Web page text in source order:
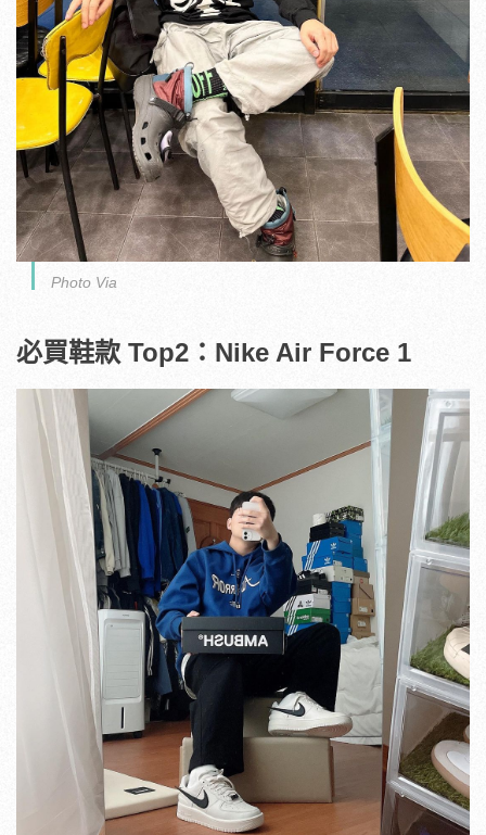
Photo Via
必買鞋款 Top2：Nike Air Force 1